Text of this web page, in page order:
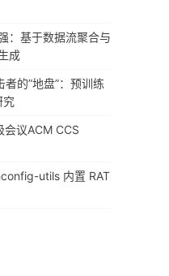
：基于数据流聚合与
成
者的”地盘”：预训练
究
会议ACM CCS
utils 内置 RAT